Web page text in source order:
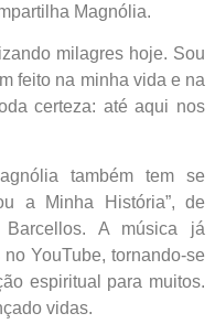
Magnólia.
milagres hoje. Sou
feito na minha vida e na
certeza: até aqui nos
também tem se
a Minha História”, de
A música já
YouTube, tornando-se
espiritual para muitos.
vidas.